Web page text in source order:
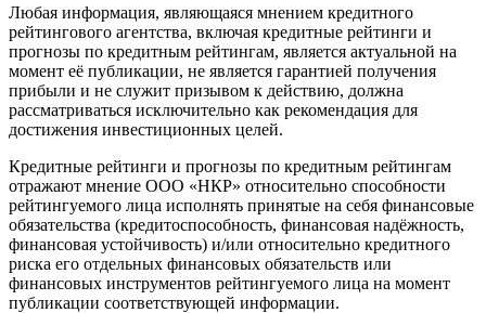
Любая информация, являющаяся мнением кредитного
рейтингового агентства, включая кредитные рейтинги и
прогнозы по кредитным рейтингам, является актуальной на
момент её публикации, не является гарантией получения
прибыли и не служит призывом к действию, должна
рассматриваться исключительно как рекомендация для
достижения инвестиционных целей.
Кредитные рейтинги и прогнозы по кредитным рейтингам
отражают мнение ООО «НКР» относительно способности
рейтингуемого лица исполнять принятые на себя финансовые
обязательства (кредитоспособность, финансовая надёжность,
финансовая устойчивость) и/или относительно кредитного
риска его отдельных финансовых обязательств или
финансовых инструментов рейтингуемого лица на момент
публикации соответствующей информации.